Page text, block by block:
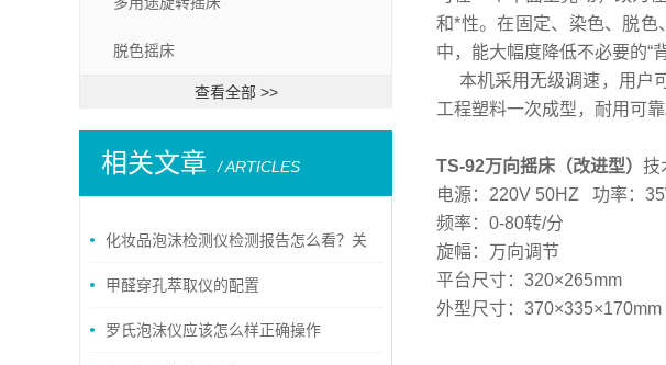
脱色摇床
查看全部 >>
相关文章 / ARTICLES
化妆品泡沫检测仪检测报告怎么看？关
键指标一文讲透
甲醛穿孔萃取仪的配置
罗氏泡沫仪应该怎么样正确操作
和*性。在固定、染色、脱
中，能大幅度降低不必要的“
本机采用无级调速，用户
工程塑料一次成型，耐用可
TS-92万向摇床（改进型） 技
电源：220V 50HZ 功率：
频率：0-80转/分
旋幅：万向调节
平台尺寸：320×265mm
外型尺寸：370×335×170mm